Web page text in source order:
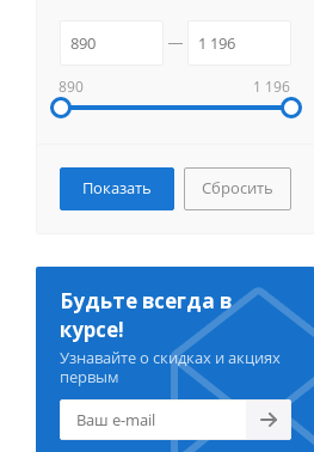
890 1 196
Сбросить
Будьте всегда в
курсе!
Узнавайте о скидках и акциях
первым